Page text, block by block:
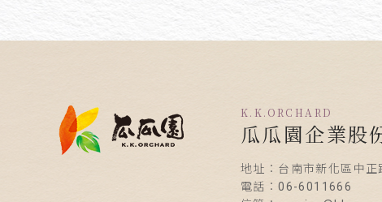
K.K.ORCHARD
瓜瓜園企業股
地址：台南市新化區中
電話：06-6011666